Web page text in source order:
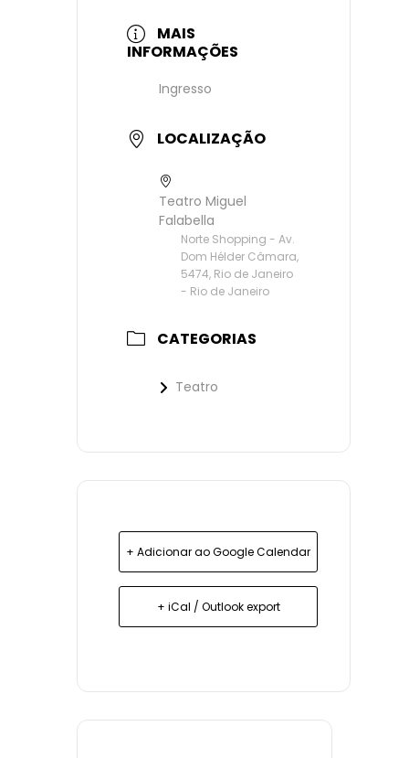
MAIS
INFORMAÇÕES
Ingresso
LOCALIZAÇÃO
Teatro Miguel
Falabella
Norte Shopping - Av.
Dom Hélder Câmara,
5474, Rio de Janeiro
- Rio de Janeiro
CATEGORIAS
Teatro
+ Adicionar ao Google Calendar
+ iCal / Outlook export